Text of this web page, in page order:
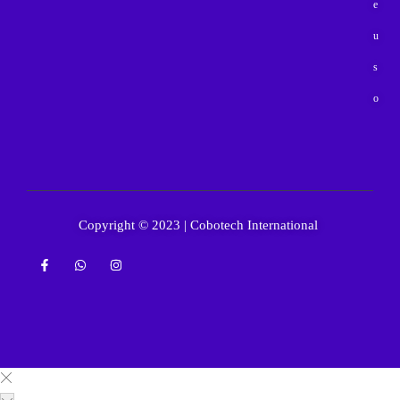
e
u
s
o
Copyright © 2023 | Cobotech International